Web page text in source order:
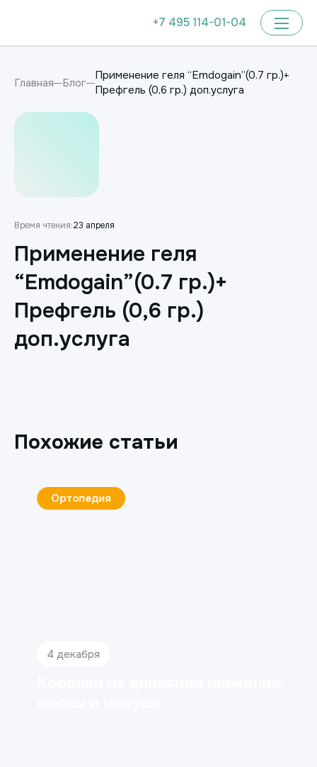
+7 495 114-01-04
Главная Блог
Применение геля “Emdogain”(0.7 гр.)+
Префгель (0,6 гр.) доп.услуга
Время чтения:23 апреля
Применение геля
“Emdogain”(0.7 гр.)+
Префгель (0,6 гр.)
доп.услуга
Похожие статьи
Ортопедия
4 декабря